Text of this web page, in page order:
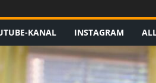
KANAL INSTAGRAM